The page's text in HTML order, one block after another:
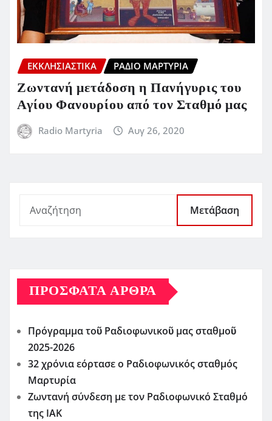
ΕΚΚΛΗΣΙΑΣΤΙΚΆ ΡΆΔΙΟ ΜΑΡΤΥΡΊΑ
Ζωντανή μετάδοση η Πανήγυρις του
Αγίου Φανουρίου από τον Σταθμό μας
Radio Martyria Αυγ 26, 2020
Μετάβαση
ΠΡΌΣΦΑΤΑ ΆΡΘΡΑ
Πρόγραμμα τοῦ Ραδιοφωνικοῦ μας σταθμοῦ
2025-2026
32 χρόνια εόρτασε ο Ραδιοφωνικός σταθμός
Μαρτυρία
Ζωντανή σύνδεση με τον Ραδιοφωνικό Σταθμό
της ΙΑΚ